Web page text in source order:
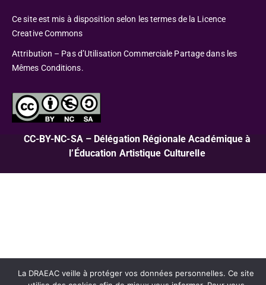
Ce site est mis à disposition selon les termes de la Licence
Creative Commons
Attribution – Pas d’Utilisation Commerciale Partage dans les
Mêmes Conditions.
CC-BY-NC-SA – Délégation Régionale Académique à
l’Éducation Artistique Culturelle
La DRAEAC veille à protéger vos données personnelles. Ce site